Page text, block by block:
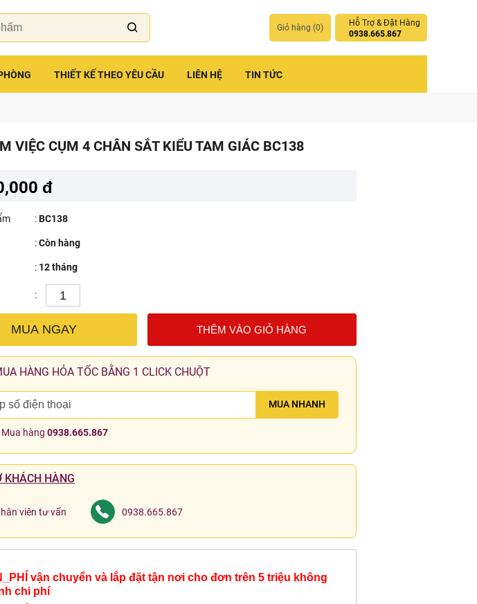
Giỏ hàng (0)
Hỗ Trợ & Đặt Hàng
0938.665.867
THIẾT KẾ THEO YÊU CẦU LIÊN HỆ TIN TỨC
VIỆC CỤM 4 CHÂN SẮT KIỂU TAM GIÁC BC138
đ
:BC138
:Còn hàng
: 12 tháng
:
MUA NGAY THÊM VÀO GIỎ HÀNG
HÀNG HỎA TỐC BẰNG 1 CLICK CHUỘT
MUA NHANH
hàng 0938.665.867
KHÁCH HÀNG
viên tư vấn 0938.665.867
vận chuyển và lắp đặt tận nơi cho đơn trên 5 triệu không
chi phí